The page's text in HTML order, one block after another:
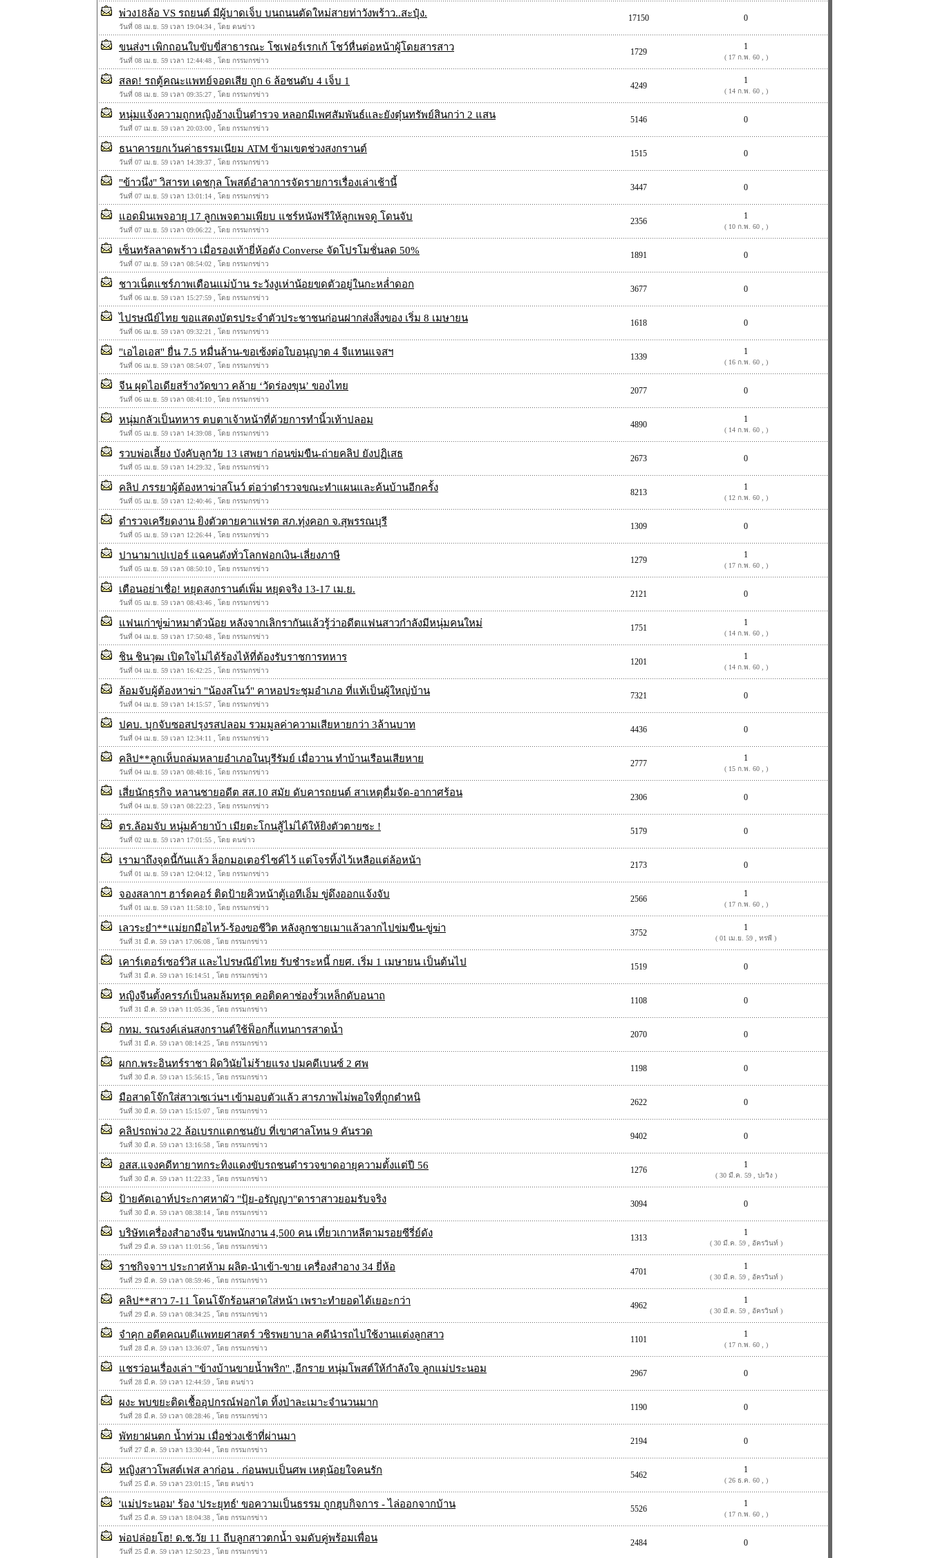
พ่วง18ล้อ VS รถยนต์ มีผู้บาดเจ็บ บนถนนตัดใหม่สายท่าวังพร้าว..สะปุ๋ง.
วันที่ 08 เม.ย. 59 เวลา 19:04:34 , โดย ตนข่าว
17150 0
ขนส่งฯ เพิกถอนใบขับขี่สาธารณะ โชเฟอร์เรกเก้ โชว์หื่นต่อหน้าผู้โดยสารสาว
วันที่ 08 เม.ย. 59 เวลา 12:44:48 , โดย กรรมกรข่าว
1729
1
( 17 ก.พ. 60 , )
สลด! รถตู้คณะแพทย์จอดเสีย ถูก 6 ล้อชนดับ 4 เจ็บ 1
วันที่ 08 เม.ย. 59 เวลา 09:35:27 , โดย กรรมกรข่าว
4249
1
( 14 ก.พ. 60 , )
หนุ่มแจ้งความถูกหญิงอ้างเป็นตำรวจ หลอกมีเพศสัมพันธ์และยังตุ๋นทรัพย์สินกว่า 2 แสน
วันที่ 07 เม.ย. 59 เวลา 20:03:00 , โดย กรรมกรข่าว
5146 0
ธนาคารยกเว้นค่าธรรมเนียม ATM ข้ามเขตช่วงสงกรานต์
วันที่ 07 เม.ย. 59 เวลา 14:39:37 , โดย กรรมกรข่าว
1515 0
"ข้าวนึ่ง" วิสารท เดชกุล โพสต์อำลาการจัดรายการเรื่องเล่าเช้านี้
วันที่ 07 เม.ย. 59 เวลา 13:01:14 , โดย กรรมกรข่าว
3447 0
แอดมินเพจอายุ 17 ลูกเพจตามเพียบ แชร์หนังฟรีให้ลูกเพจดู โดนจับ
วันที่ 07 เม.ย. 59 เวลา 09:06:22 , โดย กรรมกรข่าว
2356
1
( 10 ก.พ. 60 , )
เซ็นทรัลลาดพร้าว เมื่อรองเท้ายี่ห้อดัง Converse จัดโปรโมชั่นลด 50%
วันที่ 07 เม.ย. 59 เวลา 08:54:02 , โดย กรรมกรข่าว
1891 0
ชาวเน็ตแชร์ภาพเตือนแม่บ้าน ระวังงูเห่าน้อยขดตัวอยู่ในกะหล่ำดอก
วันที่ 06 เม.ย. 59 เวลา 15:27:59 , โดย กรรมกรข่าว
3677 0
ไปรษณีย์ไทย ขอแสดงบัตรประจำตัวประชาชนก่อนฝากส่งสิ่งของ เริ่ม 8 เมษายน
วันที่ 06 เม.ย. 59 เวลา 09:32:21 , โดย กรรมกรข่าว
1618 0
"เอไอเอส" ยื่น 7.5 หมื่นล้าน-ขอเซ้งต่อใบอนุญาต 4 จีแทนแจสฯ
วันที่ 06 เม.ย. 59 เวลา 08:54:07 , โดย กรรมกรข่าว
1339
1
( 16 ก.พ. 60 , )
จีน ผุดไอเดียสร้างวัดขาว คล้าย ‘วัดร่องขุน’ ของไทย
วันที่ 06 เม.ย. 59 เวลา 08:41:10 , โดย กรรมกรข่าว
2077 0
หนุ่มกลัวเป็นทหาร ตบตาเจ้าหน้าที่ด้วยการทำนิ้วเท้าปลอม
วันที่ 05 เม.ย. 59 เวลา 14:39:08 , โดย กรรมกรข่าว
4890
1
( 14 ก.พ. 60 , )
รวบพ่อเลี้ยง บังคับลูกวัย 13 เสพยา ก่อนข่มขืน-ถ่ายคลิป ยังปฏิเสธ
วันที่ 05 เม.ย. 59 เวลา 14:29:32 , โดย กรรมกรข่าว
2673 0
คลิป ภรรยาผู้ต้องหาฆ่าสโนว์ ต่อว่าตำรวจขณะทำแผนและค้นบ้านอีกครั้ง
วันที่ 05 เม.ย. 59 เวลา 12:40:46 , โดย กรรมกรข่าว
8213
1
( 12 ก.พ. 60 , )
ตำรวจเครียดงาน ยิงตัวตายคาแฟรต สภ.ทุ่งคอก จ.สุพรรณบุรี
วันที่ 05 เม.ย. 59 เวลา 12:26:44 , โดย กรรมกรข่าว
1309 0
ปานามาเปเปอร์ แฉคนดังทั่วโลกฟอกเงิน-เลี่ยงภาษี
วันที่ 05 เม.ย. 59 เวลา 08:50:10 , โดย กรรมกรข่าว
1279
1
( 17 ก.พ. 60 , )
เตือนอย่าเชื่อ! หยุดสงกรานต์เพิ่ม หยุดจริง 13-17 เม.ย.
วันที่ 05 เม.ย. 59 เวลา 08:43:46 , โดย กรรมกรข่าว
2121 0
แฟนเก่าขู่ฆ่าหมาตัวน้อย หลังจากเลิกรากันแล้วรู้ว่าอดีตแฟนสาวกำลังมีหนุ่มคนใหม่
วันที่ 04 เม.ย. 59 เวลา 17:50:48 , โดย กรรมกรข่าว
1751
1
( 14 ก.พ. 60 , )
ชิน ชินวุฒ เปิดใจไม่ได้ร้องไห้ที่ต้องรับราชการทหาร
วันที่ 04 เม.ย. 59 เวลา 16:42:25 , โดย กรรมกรข่าว
1201
1
( 14 ก.พ. 60 , )
ล้อมจับผู้ต้องหาฆ่า "น้องสโนว์" คาหอประชุมอำเภอ ที่แท้เป็นผู้ใหญ่บ้าน
วันที่ 04 เม.ย. 59 เวลา 14:15:57 , โดย กรรมกรข่าว
7321 0
ปคบ. บุกจับซอสปรุงรสปลอม รวมมูลค่าความเสียหายกว่า 3ล้านบาท
วันที่ 04 เม.ย. 59 เวลา 12:34:11 , โดย กรรมกรข่าว
4436 0
คลิป**ลูกเห็บถล่มหลายอำเภอในบุรีรัมย์ เมื่อวาน ทำบ้านเรือนเสียหาย
วันที่ 04 เม.ย. 59 เวลา 08:48:16 , โดย กรรมกรข่าว
2777
1
( 15 ก.พ. 60 , )
เสี่ยนักธุรกิจ หลานชายอดีต สส.10 สมัย ดับคารถยนต์ สาเหตุดื่มจัด-อากาศร้อน
วันที่ 04 เม.ย. 59 เวลา 08:22:23 , โดย กรรมกรข่าว
2306 0
ตร.ล้อมจับ หนุ่มค้ายาบ้า เมียตะโกนสู้ไม่ได้ให้ยิงตัวตายซะ !
วันที่ 02 เม.ย. 59 เวลา 17:01:55 , โดย ตนข่าว
5179 0
เรามาถึงจุดนี้กันแล้ว ล็อกมอเตอร์ไซค์ไว้ แต่โจรทิ้งไว้เหลือแต่ล้อหน้า
วันที่ 01 เม.ย. 59 เวลา 12:04:12 , โดย กรรมกรข่าว
2173 0
จองสลากฯ ฮาร์ดคอร์ ติดป้ายคิวหน้าตู้เอทีเอ็ม ขู่ดึงออกแจ้งจับ
วันที่ 01 เม.ย. 59 เวลา 11:58:10 , โดย กรรมกรข่าว
2566
1
( 17 ก.พ. 60 , )
เลวระยำ**แม่ยกมือไหว้-ร้องขอชีวิต หลังลูกชายเมาแล้วลากไปข่มขืน-ขู่ฆ่า
วันที่ 31 มี.ค. 59 เวลา 17:06:08 , โดย กรรมกรข่าว
3752
1
( 01 เม.ย. 59 , ทรพี )
เคาร์เตอร์เซอร์วิส และไปรษณีย์ไทย รับชำระหนี้ กยศ. เริ่ม 1 เมษายน เป็นต้นไป
วันที่ 31 มี.ค. 59 เวลา 16:14:51 , โดย กรรมกรข่าว
1519 0
หญิงจีนตั้งครรภ์เป็นลมล้มทรุด คอติดคาช่องรั้วเหล็กดับอนาถ
วันที่ 31 มี.ค. 59 เวลา 11:05:36 , โดย กรรมกรข่าว
1108 0
กทม. รณรงค์เล่นสงกรานต์ใช้ฟ็อกกี้แทนการสาดน้ำ
วันที่ 31 มี.ค. 59 เวลา 08:14:25 , โดย กรรมกรข่าว
2070 0
ผกก.พระอินทร์ราชา ผิดวินัยไม่ร้ายแรง ปมคดีเบนซ์ 2 ศพ
วันที่ 30 มี.ค. 59 เวลา 15:56:15 , โดย กรรมกรข่าว
1198 0
มือสาดโจ๊กใส่สาวเซเว่นฯ เข้ามอบตัวแล้ว สารภาพไม่พอใจที่ถูกตำหนิ
วันที่ 30 มี.ค. 59 เวลา 15:15:07 , โดย กรรมกรข่าว
2622 0
คลิปรถพ่วง 22 ล้อเบรกแตกชนยับ ที่เขาศาลโทน 9 คันรวด
วันที่ 30 มี.ค. 59 เวลา 13:16:58 , โดย กรรมกรข่าว
9402 0
อสส.แจงคดีทายาทกระทิงแดงขับรถชนตำรวจขาดอายุความตั้งแต่ปี 56
วันที่ 30 มี.ค. 59 เวลา 11:22:33 , โดย กรรมกรข่าว
1276
1
( 30 มี.ค. 59 , ปะวิง )
ป้ายคัตเอาท์ประกาศหาผัว "ปุ้ย-อรัญญา"ดาราสาวยอมรับจริง
วันที่ 30 มี.ค. 59 เวลา 08:38:14 , โดย กรรมกรข่าว
3094 0
บริษัทเครื่องสำอางจีน ขนพนักงาน 4,500 คน เที่ยวเกาหลีตามรอยซีรี่ย์ดัง
วันที่ 29 มี.ค. 59 เวลา 11:01:56 , โดย กรรมกรข่าว
1313
1
( 30 มี.ค. 59 , อัครวินท์ )
ราชกิจจาฯ ประกาศห้าม ผลิต-นำเข้า-ขาย เครื่องสำอาง 34 ยี่ห้อ
วันที่ 29 มี.ค. 59 เวลา 08:59:46 , โดย กรรมกรข่าว
4701
1
( 30 มี.ค. 59 , อัครวินท์ )
คลิป**สาว 7-11 โดนโจ๊กร้อนสาดใส่หน้า เพราะทำยอดได้เยอะกว่า
วันที่ 29 มี.ค. 59 เวลา 08:34:25 , โดย กรรมกรข่าว
4962
1
( 30 มี.ค. 59 , อัครวินท์ )
จำคุก อดีตคณบดีแพทยศาสตร์ วชิรพยาบาล คดีนำรถไปใช้งานแต่งลูกสาว
วันที่ 28 มี.ค. 59 เวลา 13:36:07 , โดย กรรมกรข่าว
1101
1
( 17 ก.พ. 60 , )
แชรว่อนเรื่องเล่า ''ข้างบ้านขายน้ำพริก'' ,อีกราย หนุ่มโพสต์ให้กำลังใจ ลูกแม่ประนอม
วันที่ 28 มี.ค. 59 เวลา 12:44:59 , โดย ตนข่าว
2967 0
ผงะ พบขยะติดเชื้ออุปกรณ์ฟอกไต ทิ้งป่าละเมาะจำนวนมาก
วันที่ 28 มี.ค. 59 เวลา 08:28:46 , โดย กรรมกรข่าว
1190 0
พัทยาฝนตก น้ำท่วม เมื่อช่วงเช้าที่ผ่านมา
วันที่ 27 มี.ค. 59 เวลา 13:30:44 , โดย กรรมกรข่าว
2194 0
หญิงสาวโพสต์เฟส ลาก่อน . ก่อนพบเป็นศพ เหตุน้อยใจคนรัก
วันที่ 25 มี.ค. 59 เวลา 23:01:15 , โดย ตนข่าว
5462
1
( 26 ธ.ค. 60 , )
'แม่ประนอม' ร้อง 'ประยุทธ์' ขอความเป็นธรรม ถูกฮุบกิจการ - ไล่ออกจากบ้าน
วันที่ 25 มี.ค. 59 เวลา 18:04:38 , โดย กรรมกรข่าว
5526
1
( 17 ก.พ. 60 , )
พ่อปล่อยโฮ! ด.ช.วัย 11 ถีบลูกสาวตกน้ำ จมดับคู่พร้อมเพื่อน
วันที่ 25 มี.ค. 59 เวลา 12:50:23 , โดย กรรมกรข่าว
2484 0